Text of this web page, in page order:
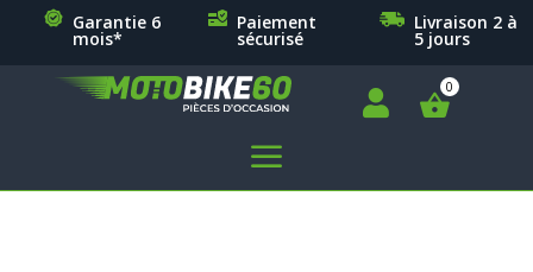
Garantie 6
mois*
Paiement
sécurisé
Livraison 2 à
5 jours

a